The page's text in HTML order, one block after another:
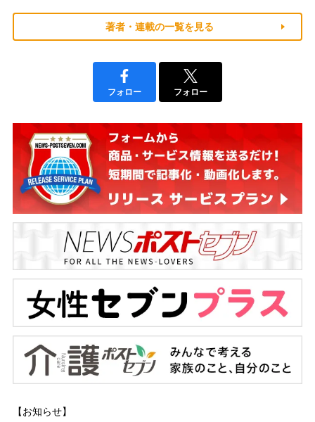
著者・連載の一覧を見る
フォロー フォロー
【お知らせ】